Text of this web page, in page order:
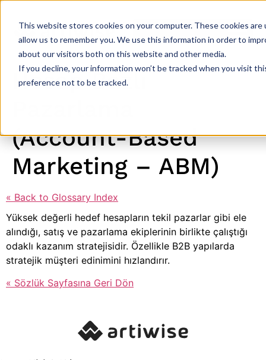
This website stores cookies on your computer. These cookies
allow us to remember you. We use this information in order to
about our visitors both on this website and other media.
If you decline, your information won’t be tracked when you visit
preference not to be tracked.
Hesap Bazlı
(Account-Based
Marketing – ABM)
« Back to Glossary Index
Yüksek değerli hedef hesapların tekil pazarlar gibi ele
alındığı, satış ve pazarlama ekiplerinin birlikte çalıştığı
odaklı kazanım stratejisidir. Özellikle B2B yapılarda
stratejik müşteri edinimini hızlandırır.
« Sözlük Sayfasına Geri Dön